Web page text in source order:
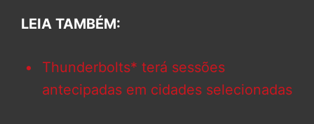
LEIA TAMBÉM:
Thunderbolts* terá sessões
antecipadas em cidades selecionadas